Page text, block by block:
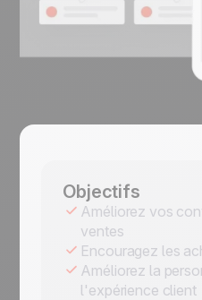
Objectifs
Améliorez vos
ventes
Encouragez les
Améliorez la
l'expérience client